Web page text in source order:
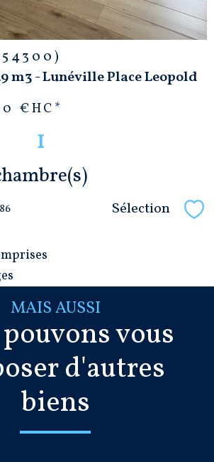
m3 - Lunéville Place Leopold
€HC*
1
Sélection
MAIS AUSSI
vous
d'autres
biens